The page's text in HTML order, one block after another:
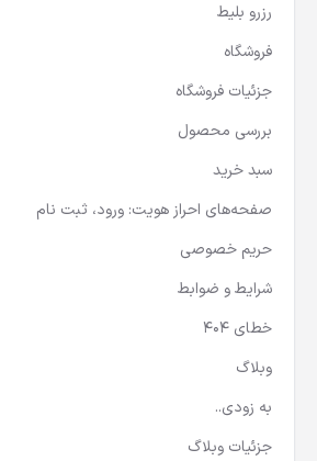
رزرو بلیط
فروشگاه
جزئیات فروشگاه
بررسی محصول
سبد خرید
صفحه‌های احراز هویت: ورود، ثبت نام
حریم خصوصی
شرایط و ضوابط
خطای 404
وبلاگ
به زودی..
جزئیات وبلاگ